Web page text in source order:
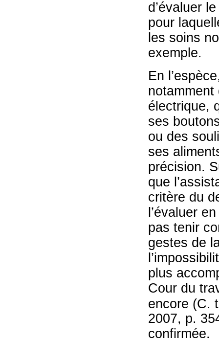
d’évaluer
pour
les soins
exemple.
En
électrique,
ses
ou des
ses
précision.
que
critère du
l’évaluer
pas tenir
gestes de
plus
Cour du
encore (C.
2007, p.
confirmée.